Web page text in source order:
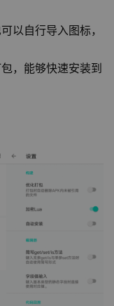
以自行导入图标，
，能够快速安装到